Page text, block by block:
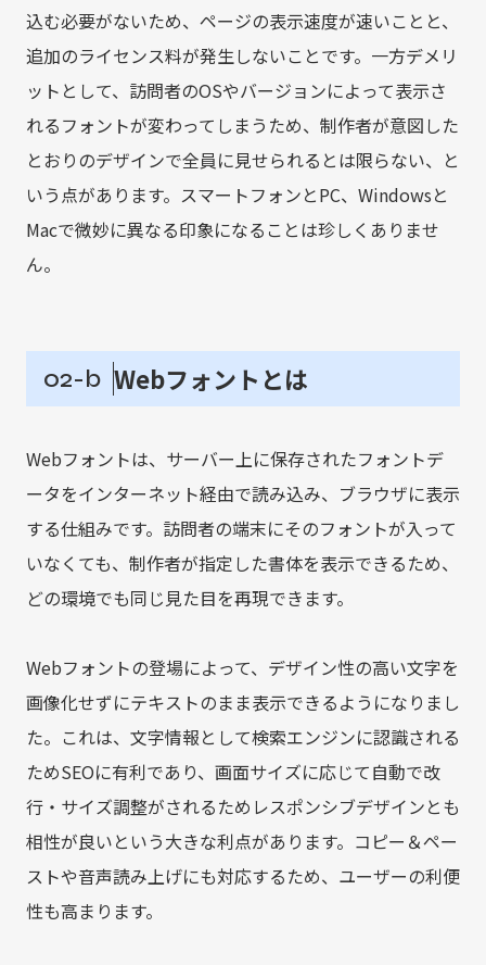
込む必要がないため、ページの表示速度が速いことと、
追加のライセンス料が発生しないことです。一方デメリ
ットとして、訪問者のOSやバージョンによって表示さ
れるフォントが変わってしまうため、制作者が意図した
とおりのデザインで全員に見せられるとは限らない、と
いう点があります。スマートフォンとPC、Windowsと
Macで微妙に異なる印象になることは珍しくありませ
ん。
02-b Webフォントとは
Webフォントは、サーバー上に保存されたフォントデ
ータをインターネット経由で読み込み、ブラウザに表示
する仕組みです。訪問者の端末にそのフォントが入って
いなくても、制作者が指定した書体を表示できるため、
どの環境でも同じ見た目を再現できます。
Webフォントの登場によって、デザイン性の高い文字を
画像化せずにテキストのまま表示できるようになりまし
た。これは、文字情報として検索エンジンに認識される
ためSEOに有利であり、画面サイズに応じて自動で改
行・サイズ調整がされるためレスポンシブデザインとも
相性が良いという大きな利点があります。コピー＆ペー
ストや音声読み上げにも対応するため、ユーザーの利便
性も高まります。